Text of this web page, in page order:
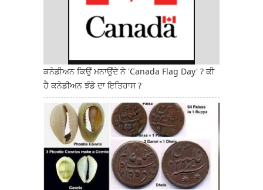
ਕਨੇਡੀਅਨ ਕਿਉਂ ਮਨਾਉਂਦੇ ਨੇ 'Canada Flag Day' ? ਕੀ
ਹੈ ਕਨੇਡੀਅਨ ਝੰਡੇ ਦਾ ਇਤਿਹਾਸ ?